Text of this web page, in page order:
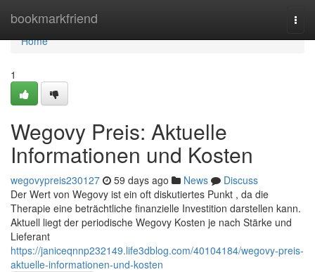
bookmarkfriend
Home
Home
1
Wegovy Preis: Aktuelle
Informationen und Kosten
wegovypreis230127 59 days ago News
Discuss
Der Wert von Wegovy ist ein oft diskutiertes Punkt , da die
Therapie eine beträchtliche finanzielle Investition darstellen kann.
Aktuell liegt der periodische Wegovy Kosten je nach Stärke und
Lieferant
https://janiceqnnp232149.life3dblog.com/40104184/wegovy-preis-
aktuelle-informationen-und-kosten